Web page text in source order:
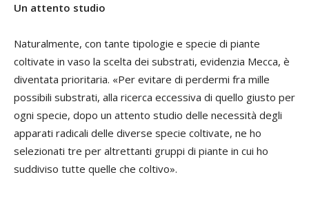
Un attento studio
Naturalmente, con tante tipologie e specie di piante
coltivate in vaso la scelta dei substrati, evidenzia Mecca, è
diventata prioritaria. «Per evitare di perdermi fra mille
possibili substrati, alla ricerca eccessiva di quello giusto per
ogni specie, dopo un attento studio delle necessità degli
apparati radicali delle diverse specie coltivate, ne ho
selezionati tre per altrettanti gruppi di piante in cui ho
suddiviso tutte quelle che coltivo».